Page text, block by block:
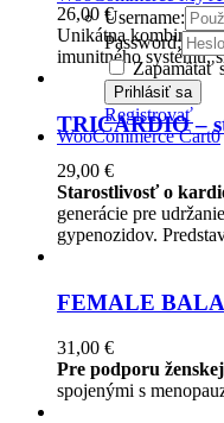
Username:
Password:
Zapamätať
Registrovať
WooCommerce Cart0
26,00 €
Unikátna kombinácia
imunitného systému,
TRICARDIO –
29,00 €
Starostlivosť o
generácie pre
gypenozidov.
FEMALE
31,00 €
Pre podporu
spojenými s